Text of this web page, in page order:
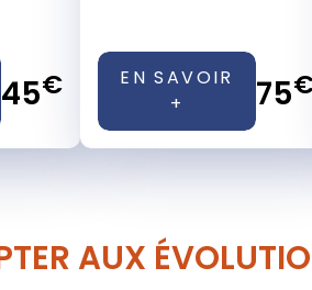
45€
EN SAVOIR
+
75
AUX